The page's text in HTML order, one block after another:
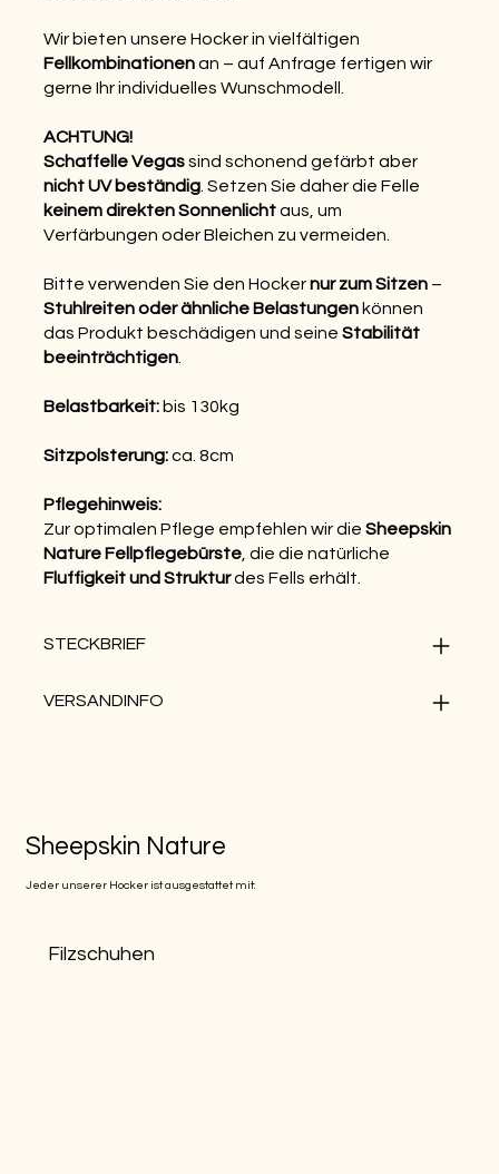
Wir bieten unsere Hocker in vielfältigen
Fellkombinationenan – auf Anfrage fertigen wir
gerne Ihr individuelles Wunschmodell.
ACHTUNG!
Schaffelle Vegassind schonend gefärbt aber
nicht UV beständig . Setzen Sie daher die Felle
keinem direkten Sonnenlichtaus, um
Verfärbungen oder Bleichen zu vermeiden.
Bitte verwenden Sie den Hockernur zum Sitzen –
Stuhlreiten oder ähnliche Belastungen können
das Produkt beschädigen und seine Stabilität
beeinträchtigen
Belastbarkeit: bis 130kg
Sitzpolsterung:ca. 8cm
Pflegehinweis:
Zur optimalen Pflege empfehlen wir die Sheepskin
Nature Fellpflegebürste , die die natürliche
Fluffigkeit und Strukturdes Fells erhält.
STECKBRIEF
VERSANDINFO
Sheepskin Nature
Jeder unserer Hocker ist ausgestattet mit:
Filzschuhen